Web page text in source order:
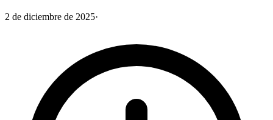
2 de diciembre de 2025·